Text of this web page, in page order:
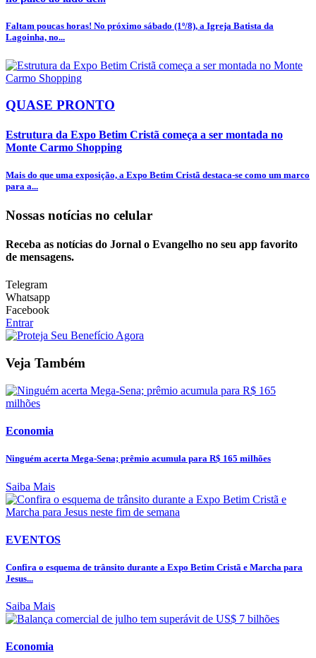
Faltam poucas horas! No próximo sábado (1º/8), a Igreja Batista da
Lagoinha, no...
QUASE PRONTO
Estrutura da Expo Betim Cristã começa a ser montada no
Monte Carmo Shopping
Mais do que uma exposição, a Expo Betim Cristã destaca-se como um marco
para a...
Nossas notícias no celular
Receba as notícias do Jornal o Evangelho no seu app favorito
de mensagens.
Telegram
Whatsapp
Facebook
Entrar
Veja Também
Economia
Ninguém acerta Mega-Sena; prêmio acumula para R$ 165 milhões
Saiba Mais
EVENTOS
Confira o esquema de trânsito durante a Expo Betim Cristã e Marcha para
Jesus...
Saiba Mais
Economia